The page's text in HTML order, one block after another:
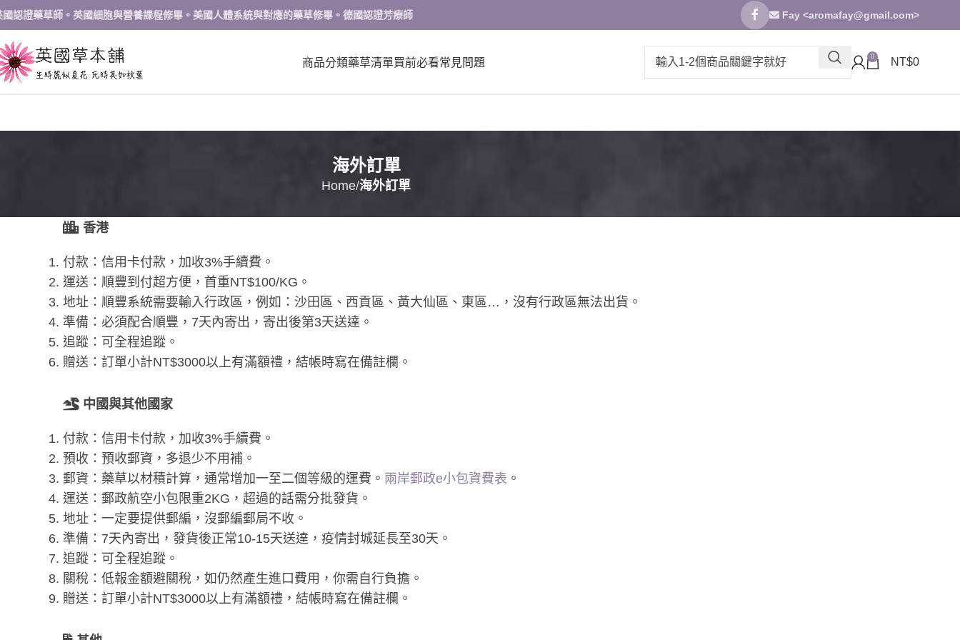
國認證藥草師。英國細胞與營養課程修畢。美國人體系統與對應的藥草修畢。德國認證芳療師 Fay <aromafay@gmail.com>
商品分類藥草清單買前必看常見問題 0 NT$0
海外訂單
Home 海外訂單
香港
付款：信用卡付款，加收3%手續費。
運送：順豐到付超方便，首重NT$100/KG。
地址：順豐系統需要輸入行政區，例如：沙田區、西貢區、黃大仙區、東區…，沒有行政區無法出貨。
準備：必須配合順豐，7天內寄出，寄出後第3天送達。
追蹤：可全程追蹤。
贈送：訂單小計NT$3000以上有滿額禮，結帳時寫在備註欄。
中國與其他國家
付款：信用卡付款，加收3%手續費。
預收：預收郵資，多退少不用補。
郵資：藥草以材積計算，通常增加一至二個等級的運費。 兩岸郵政e小包資費表 。
運送：郵政航空小包限重2KG，超過的話需分批發貨。
地址：一定要提供郵編，沒郵編郵局不收。
準備：7天內寄出，發貨後正常10-15天送達，疫情封城延長至30天。
追蹤：可全程追蹤。
關稅：低報金額避關稅，如仍然產生進口費用，你需自行負擔。
贈送：訂單小計NT$3000以上有滿額禮，結帳時寫在備註欄。